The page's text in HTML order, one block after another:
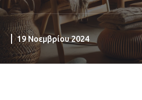
19 Νοεμβρίου 2024